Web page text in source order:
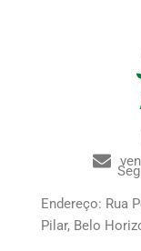
Endereço: Rua
Pilar, Belo